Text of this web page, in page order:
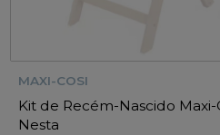
MAXI-COSI
Kit de Recém-Nascido Maxi-
Nesta